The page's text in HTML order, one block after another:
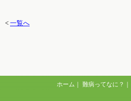
< 一覧へ
ホーム｜ 難病ってなに？｜